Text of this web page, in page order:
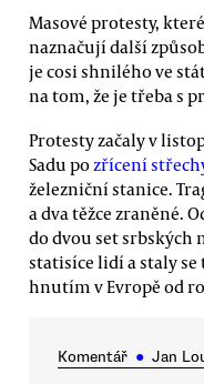
Masové protesty,
naznačují další
je cosi shnilého ve
na tom, že je třeba s
Protesty začaly v
Sadu po zřícení
železniční stanice.
a dva těžce zraněné.
do dvou set srbských
statisíce lidí a staly
hnutím v Evropě od
Komentář ● Jan